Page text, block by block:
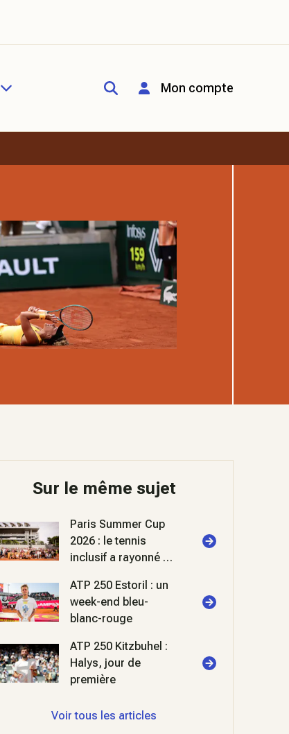
Mon compte
Sur le même sujet
Paris Summer Cup
2026 : le tennis
inclusif a rayonné à
ATP 250 Estoril : un
week-end bleu-
blanc-rouge
ATP 250 Kitzbuhel :
Halys, jour de
première
Voir tous les articles